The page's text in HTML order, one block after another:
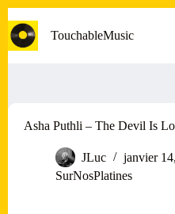
au
contenu
TouchableMusic
Asha Puthli – The Devil Is
JLuc
janvier
SurNosPlatines